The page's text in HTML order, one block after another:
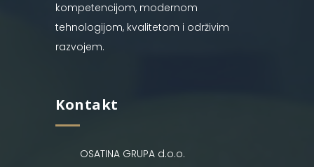
kompetencijom, modernom
tehnologijom, kvalitetom i održivim
razvojem.
Kontakt
OSATINA GRUPA d.o.o.